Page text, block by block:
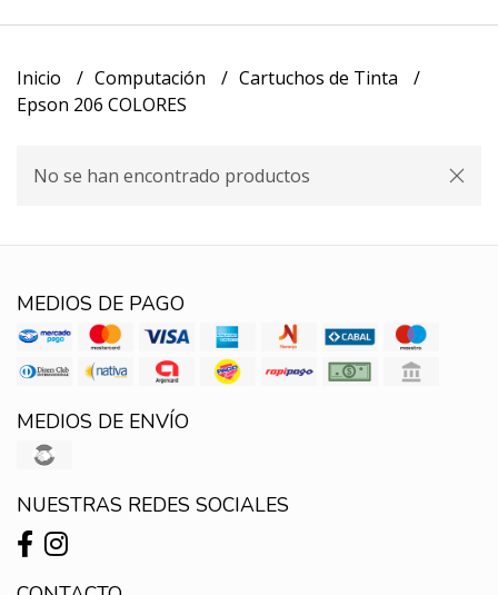
Inicio Computación
Cartuchos de Tinta
Epson 206 COLORES
No se han encontrado productos
MEDIOS DE PAGO
MEDIOS DE ENVÍO
NUESTRAS REDES SOCIALES